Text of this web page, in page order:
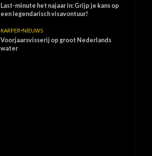
Last-minute het najaar in: Grijp je kans op
een legendarisch visavontuur!
KARPER•NIEUWS
Voorjaarsvisserij op groot Nederlands
water